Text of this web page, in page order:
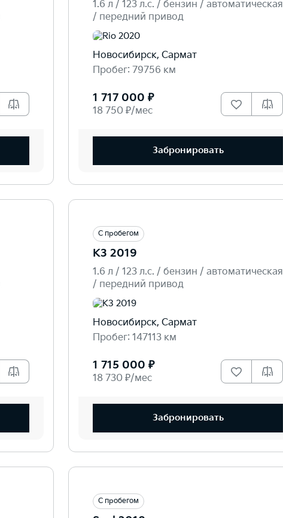
1.6 л / 123 л.c. / бензин / автоматическая
/ передний привод
Новосибирск, Сармат
Пробег: 79756 км
1 717 000 ₽
18 750 ₽/мес
Забронировать
С пробегом
K3 2019
1.6 л / 123 л.c. / бензин / автоматическая
/ передний привод
Новосибирск, Сармат
Пробег: 147113 км
1 715 000 ₽
18 730 ₽/мес
Забронировать
С пробегом